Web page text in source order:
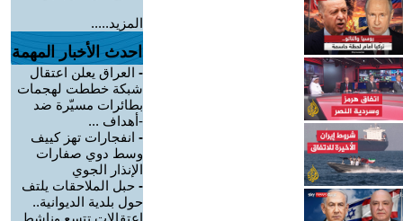
المزيد.....
احدث الأخبار المهمة
- العراق يعلن اعتقال
شبكة خططت لهجمات
بطائرات مسيّرة ضد
-أهداف ...
- انفجارات تهز كييف
وسط دوي صفارات
الإنذار الجوي
- حبل الملاحقات يلتف
حول بلدية الديوانية..
اعتقالات تتسع وناشط